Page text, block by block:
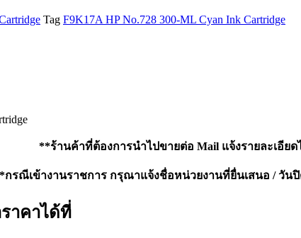
Tag F9K17A HP No.728 300-ML Cyan Ink Cartridge
**ร้านค้าที่ต้องการนำไปขายต่อ Mail แจ้งรายละเอียด
กรณีเข้างานราชการ กรุณาแจ้งชื่อหน่วยงานที่ยื่นเสนอ / วัน
าคาได้ที่